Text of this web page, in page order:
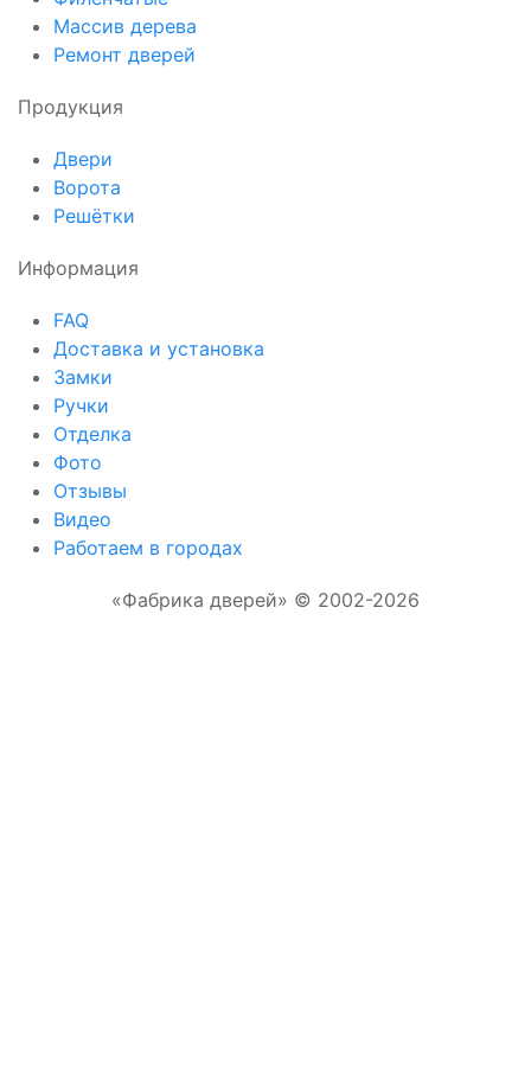
Массив дерева
Ремонт дверей
Продукция
Двери
Ворота
Решётки
Информация
FAQ
Доставка и установка
Замки
Ручки
Отделка
Фото
Отзывы
Видео
Работаем в городах
«Фабрика дверей» © 2002-2026